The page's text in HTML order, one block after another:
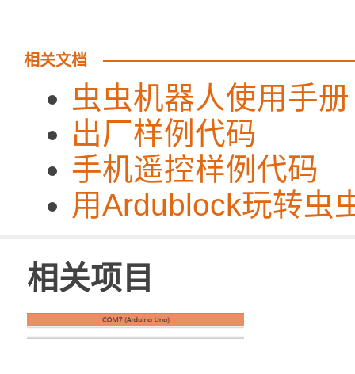
相关文档
虫虫机器人使用手册
出厂样例代码
手机遥控样例代码
用Ardublock玩转虫
相关项目